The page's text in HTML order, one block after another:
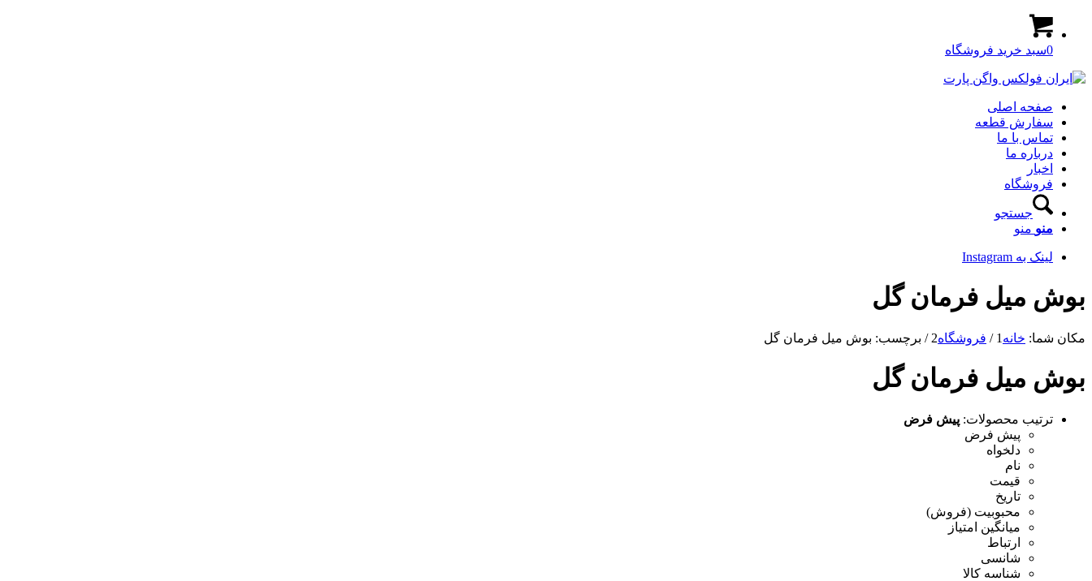
0سبد خرید فروشگاه
صفحه اصلی
سفارش قطعه
تماس با ما
درباره ما
اخبار
فروشگاه
جستجو
منو منو
لینک به Instagram
بوش میل فرمان گل
مکان شما: خانه 1
/ فروشگاه2
/ برچسب: بوش میل فرمان گل
بوش میل فرمان گل
ترتیب محصولات: پیش فرض
پیش فرض
دلخواه
نام
قیمت
تاریخ
محبوبیت (فروش)
میانگین امتیاز
ارتباط
شانسی
شناسه کالا